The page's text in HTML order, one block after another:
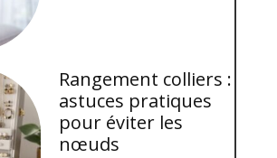
Rangement colliers :
astuces pratiques
pour éviter les
nœuds